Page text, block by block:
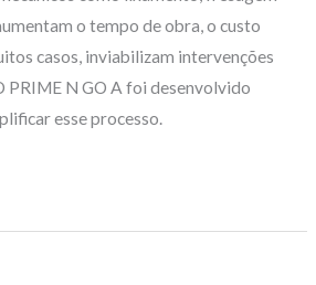
o tempo de obra, o custo
casos, inviabilizam intervenções
PRIME N GO A foi desenvolvido
esse processo.